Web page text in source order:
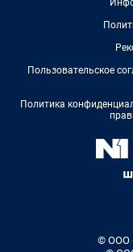
Пользовательское
Политика
© ООО